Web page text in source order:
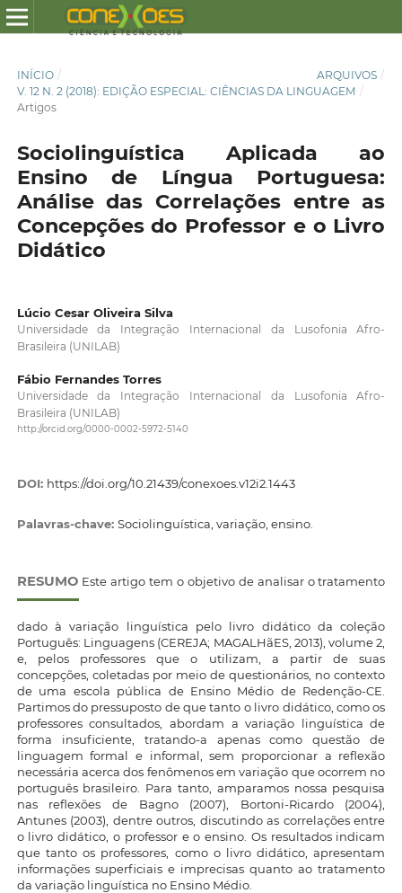
INÍCIO / ARQUIVOS /
V. 12 N. 2 (2018): EDIÇÃO ESPECIAL: CIÊNCIAS DA LINGUAGEM /
Artigos
Sociolinguística Aplicada ao
Ensino de Língua Portuguesa:
Análise das Correlações entre as
Concepções do Professor e o Livro
Didático
Lúcio Cesar Oliveira Silva
Universidade da Integração Internacional da Lusofonia Afro-
Brasileira (UNILAB)
Fábio Fernandes Torres
Universidade da Integração Internacional da Lusofonia Afro-
Brasileira (UNILAB)
http://orcid.org/0000-0002-5972-5140
DOI: https://doi.org/10.21439/conexoes.v12i2.1443
Palavras-chave: Sociolinguística, variação, ensino.
RESUMO Este artigo tem o objetivo de analisar o tratamento
dado à variação linguística pelo livro didático da coleção
Português: Linguagens (CEREJA; MAGALHãES, 2013), volume 2,
e, pelos professores que o utilizam, a partir de suas
concepções, coletadas por meio de questionários, no contexto
de uma escola pública de Ensino Médio de Redenção-CE.
Partimos do pressuposto de que tanto o livro didático, como os
professores consultados, abordam a variação linguística de
forma insuficiente, tratando-a apenas como questão de
linguagem formal e informal, sem proporcionar a reflexão
necessária acerca dos fenômenos em variação que ocorrem no
português brasileiro. Para tanto, amparamos nossa pesquisa
nas reflexões de Bagno (2007), Bortoni-Ricardo (2004),
Antunes (2003), dentre outros, discutindo as correlações entre
o livro didático, o professor e o ensino. Os resultados indicam
que tanto os professores, como o livro didático, apresentam
informações superficiais e imprecisas quanto ao tratamento
da variação linguística no Ensino Médio.